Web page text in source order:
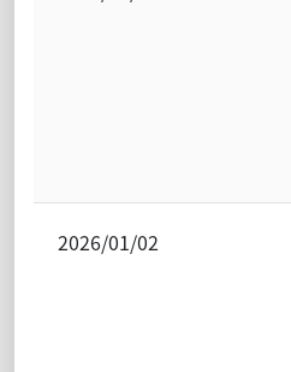
2026/01/02